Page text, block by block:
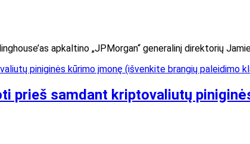
apkaltino „JPMorgan“ generalinį direktorių
prieš samdant kriptovaliutų